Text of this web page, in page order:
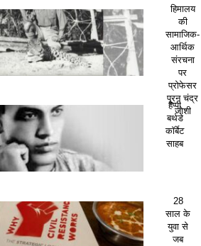
हिमालय
की
सामाजिक-
आर्थिक
संरचना
पर
प्रोफेसर
पूरन चंद्र
जोशी
हैप्पी
बर्थडे
कॉर्बेट
साहब
28
साल के
युवा से
जब